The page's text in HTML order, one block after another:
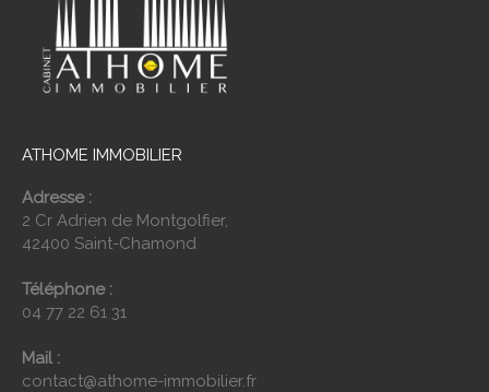
ATHOME IMMOBILIER
Adresse :
2 Cr Adrien de Montgolfier,
42400 Saint-Chamond
Téléphone :
04 77 22 61 31
Mail :
contact@athome-immobilier.fr